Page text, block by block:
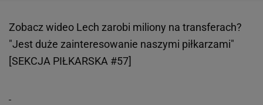
Zobacz wideo Lech zarobi miliony na transferach?
"Jest duże zainteresowanie naszymi piłkarzami"
[SEKCJA PIŁKARSKA #57]